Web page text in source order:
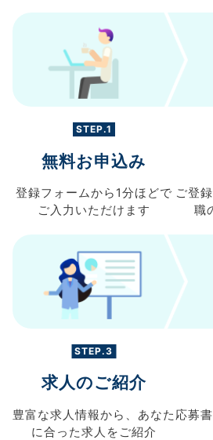
STEP.1
無料お申込み
登録フォームから 1分ほどで
ご入力 いただけます
ご登録
職
STEP.3
求人のご紹介
豊富な求人情報から、 あなた
に合った求人を ご紹介
応募